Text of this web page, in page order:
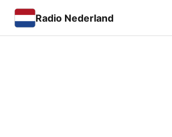
Radio Nederland